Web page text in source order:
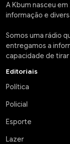
A Kbum nasceu
informação e
Somos uma rádio
entregamos a
capacidade de
Editoriais
Política
Policial
Esporte
Lazer